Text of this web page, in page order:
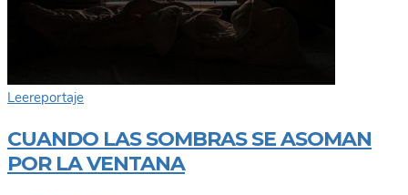
Leereportaje
CUANDO LAS SOMBRAS SE ASOMAN
POR LA VENTANA